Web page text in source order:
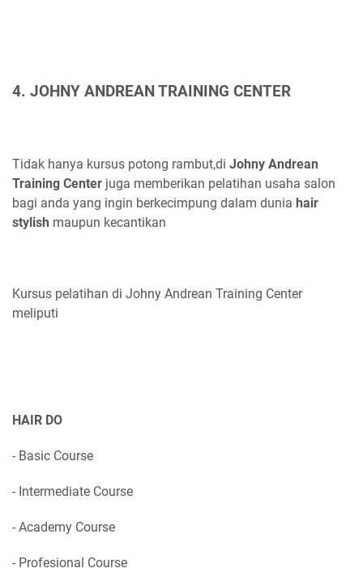
4. JOHNY ANDREAN TRAINING CENTER
Tidak hanya kursus potong rambut,di Johny Andrean
Training Center juga memberikan pelatihan usaha salon
bagi anda yang ingin berkecimpung dalam dunia hair
stylish maupun kecantikan
Kursus pelatihan di Johny Andrean Training Center
meliputi
HAIR DO
- Basic Course
- Intermediate Course
- Academy Course
- Profesional Course